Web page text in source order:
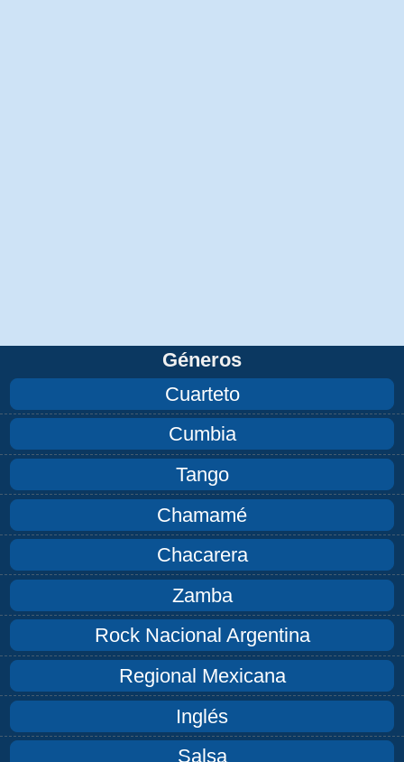
Géneros
Cuarteto
Cumbia
Tango
Chamamé
Chacarera
Zamba
Rock Nacional Argentina
Regional Mexicana
Inglés
Salsa